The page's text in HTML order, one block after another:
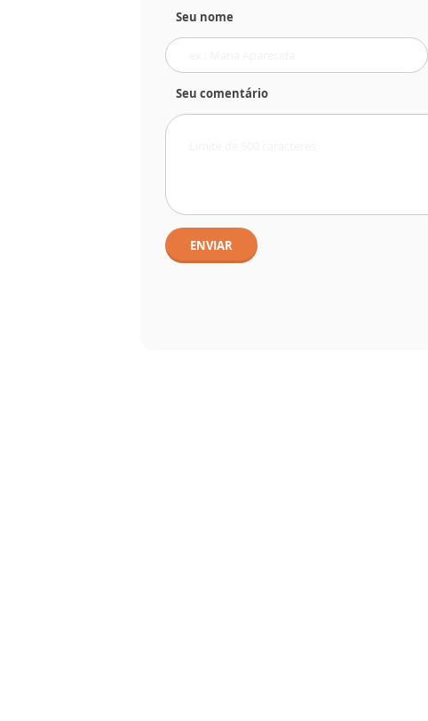
Seu nome
Seu comentário
ENVIAR